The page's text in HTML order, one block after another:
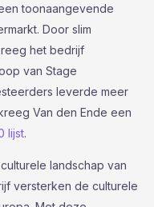
toonaangevende
Door slim
het bedrijf
van Stage
leverde meer
Van den Ende een
lijst.
landschap van
versterken de culturele